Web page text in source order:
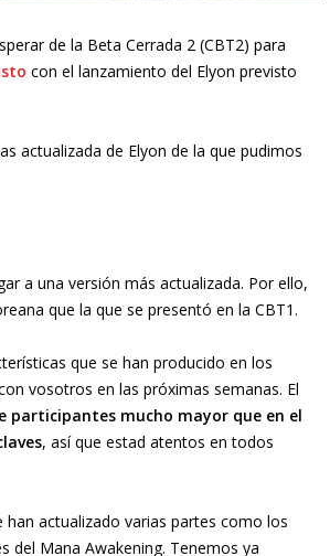
de la Beta Cerrada 2 (CBT2) para
con el lanzamiento del Elyon previsto
actualizada de Elyon de la que pudimos
a una versión más actualizada. Por ello,
que la que se presentó en la CBT1.
que se han producido en los
vosotros en las próximas semanas. El
participantes mucho mayor que en el
, así que estad atentos en todos
han actualizado varias partes como los
del Mana Awakening. Tenemos ya